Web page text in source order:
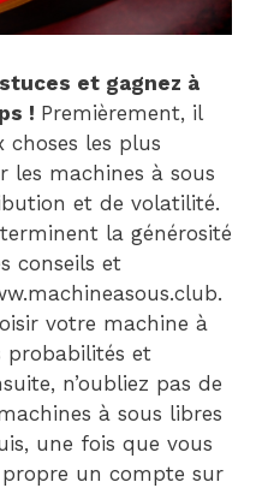
et gagnez à
! Premièrement, il
choses les plus
les machines à sous
et de volatilité.
la générosité
conseils et
votre machine à
probabilités et
n’oubliez pas de
à sous libres
une fois que vous
un compte sur